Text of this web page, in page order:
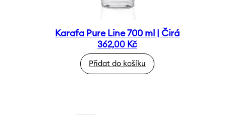
Karafa Pure Line 700 ml | Čirá
362,00 Kč
Přidat do košíku